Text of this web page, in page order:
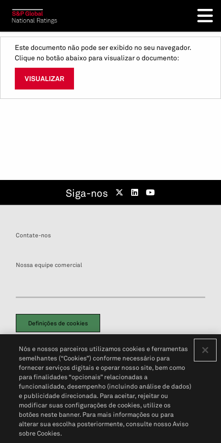
Este documento não pode ser exibido no seu navegador.
Clique no botão abaixo para visualizar o documento:
VISUALIZAR
Siga-nos
Contate-nos
Nossa equipe comercial
Definições de cookies
Política de PrivacidadePortal de privacidade do cliente (em inglês)
Não Venda Minhas Informações Pessoais© 2026 S&P Global
Nós e nossos parceiros utilizamos cookies e ferramentas
semelhantes (“Cookies”) conforme necessário para
fornecer serviços digitais e operar nosso site, bem como
para finalidades “opcionais” relacionadas a
funcionalidade, desempenho (incluindo análise de dados)
e publicidade direcionada. Para aceitar, rejeitar ou
modificar suas configurações de cookies, utilize os
botões neste banner. Para mais informações ou para
alterar sua escolha posteriormente, consulte nosso Aviso
sobre Cookies.